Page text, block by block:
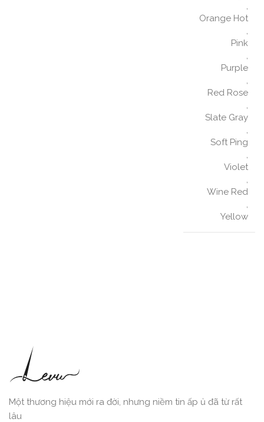
,
Orange Hot
,
Pink
,
Purple
,
Red Rose
,
Slate Gray
,
Soft Ping
,
Violet
,
Wine Red
,
Yellow
Một thương hiệu mới ra đời, nhưng niềm tin ấp ủ đã từ rất
lâu